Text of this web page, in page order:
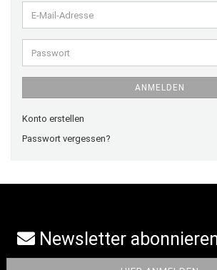
E-
Mail-
Adresse
Passwort
ANMELDEN
Konto erstellen
Passwort vergessen?
Newsletter